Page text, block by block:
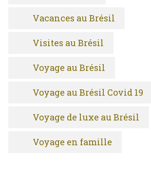
Vacances au Brésil
Visites au Brésil
Voyage au Brésil
Voyage au Brésil Covid 19
Voyage de luxe au Brésil
Voyage en famille